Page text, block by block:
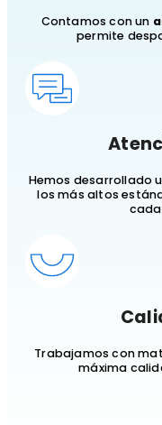
Contamos con un
permite
Hemos desarrollado
los más altos
Trabajamos con
máxima